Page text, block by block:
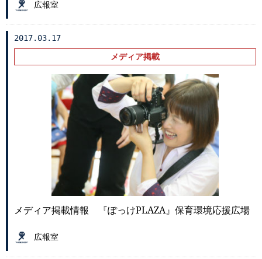
広報室
2017.03.17
メディア掲載
メディア掲載情報 『ぽっけPLAZA』保育環境応援広場
広報室